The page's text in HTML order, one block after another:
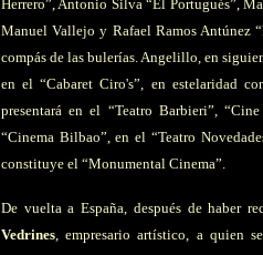
Herrero”, Antonio Silva “El Portugués”,
Manuel Vallejo y Rafael Ramos Antúnez
compás de las bulerías. Angelillo, en
en el “Cabaret Ciro's”, en estelaridad
presentará en el “Teatro Barbieri”,
“Cinema Bilbao”, en el “Teatro
constituye el “Monumental Cinema”.
De vuelta a España, después de haber
Vedrines, empresario artístico, a quien